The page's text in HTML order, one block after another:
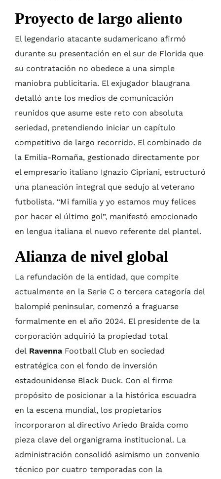
Proyecto de largo aliento
El legendario atacante sudamericano afirmó
durante su presentación en el sur de Florida que
su contratación no obedece a una simple
maniobra publicitaria. El exjugador blaugrana
detalló ante los medios de comunicación
reunidos que asume este reto con absoluta
seriedad, pretendiendo iniciar un capítulo
competitivo de largo recorrido. El combinado de
la Emilia-Romaña, gestionado directamente por
el empresario italiano Ignazio Cipriani, estructuró
una planeación integral que sedujo al veterano
futbolista. “Mi familia y yo estamos muy felices
por hacer el último gol”, manifestó emocionado
en lengua italiana el nuevo referente del plantel.
Alianza de nivel global
La refundación de la entidad, que compite
actualmente en la Serie C o tercera categoría del
balompié peninsular, comenzó a fraguarse
formalmente en el año 2024. El presidente de la
corporación adquirió la propiedad total
del Ravenna Football Club en sociedad
estratégica con el fondo de inversión
estadounidense Black Duck. Con el firme
propósito de posicionar a la histórica escuadra
en la escena mundial, los propietarios
incorporaron al directivo Ariedo Braida como
pieza clave del organigrama institucional. La
administración consolidó asimismo un convenio
técnico por cuatro temporadas con la